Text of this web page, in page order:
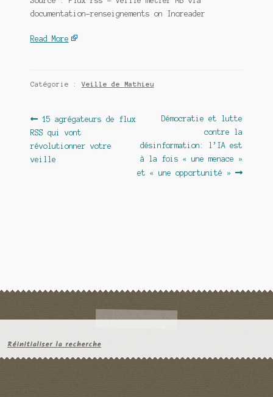
documentation-renseignements on Inoreader
Read More
Catégorie :Veille de Mathieu
Navigation
de
l’article
Article
précédent :
15 agrégateurs de flux
RSS qui vont
révolutionner votre
veille
Article
Démocratie et lutte
contre la
désinformation: l’IA est
à la fois « une menace »
et « une opportunité »
Réinitialiser la recherche